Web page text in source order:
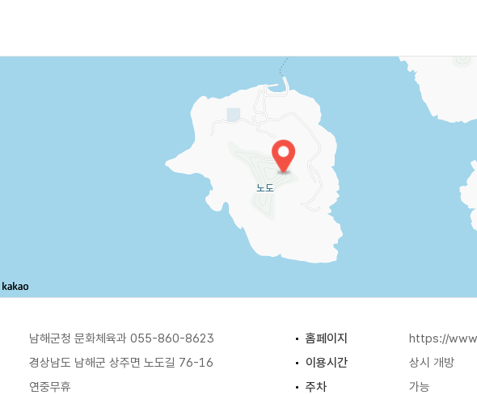
남해군청 문화체육과 055-860-8623 홈페이지
https://
경상남도 남해군 상주면 노도길 76-16 이용시간
상시 개방
연중무휴 주차
가능